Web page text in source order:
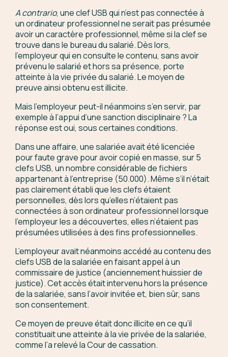
A contrario, une clef USB qui n’est pas connectée à
un ordinateur professionnel ne serait pas présumée
avoir un caractère professionnel, même si la clef se
trouve dans le bureau du salarié. Dès lors,
l’employeur qui en consulte le contenu, sans avoir
prévenu le salarié et hors sa présence, porte
atteinte à la vie privée du salarié. Le moyen de
preuve ainsi obtenu est illicite.
Mais l’employeur peut-il néanmoins s’en servir, par
exemple à l’appui d’une sanction disciplinaire ? La
réponse est oui, sous certaines conditions.
Dans une affaire, une salariée avait été licenciée
pour faute grave pour avoir copié en masse, sur 5
clefs USB, un nombre considérable de fichiers
appartenant à l’entreprise (50.000). Même s’il n’était
pas clairement établi que les clefs étaient
personnelles, dès lors qu’elles n’étaient pas
connectées à son ordinateur professionnel lorsque
l’employeur les a découvertes, elles n’étaient pas
présumées utilisées à des fins professionnelles.
L’employeur avait néanmoins accédé au contenu des
clefs USB de la salariée en faisant appel à un
commissaire de justice (anciennement huissier de
justice). Cet accès était intervenu hors la présence
de la salariée, sans l’avoir invitée et, bien sûr, sans
son consentement.
Ce moyen de preuve était donc illicite en ce qu’il
constituait une atteinte à la vie privée de la salariée,
comme l’a relevé la Cour de cassation.